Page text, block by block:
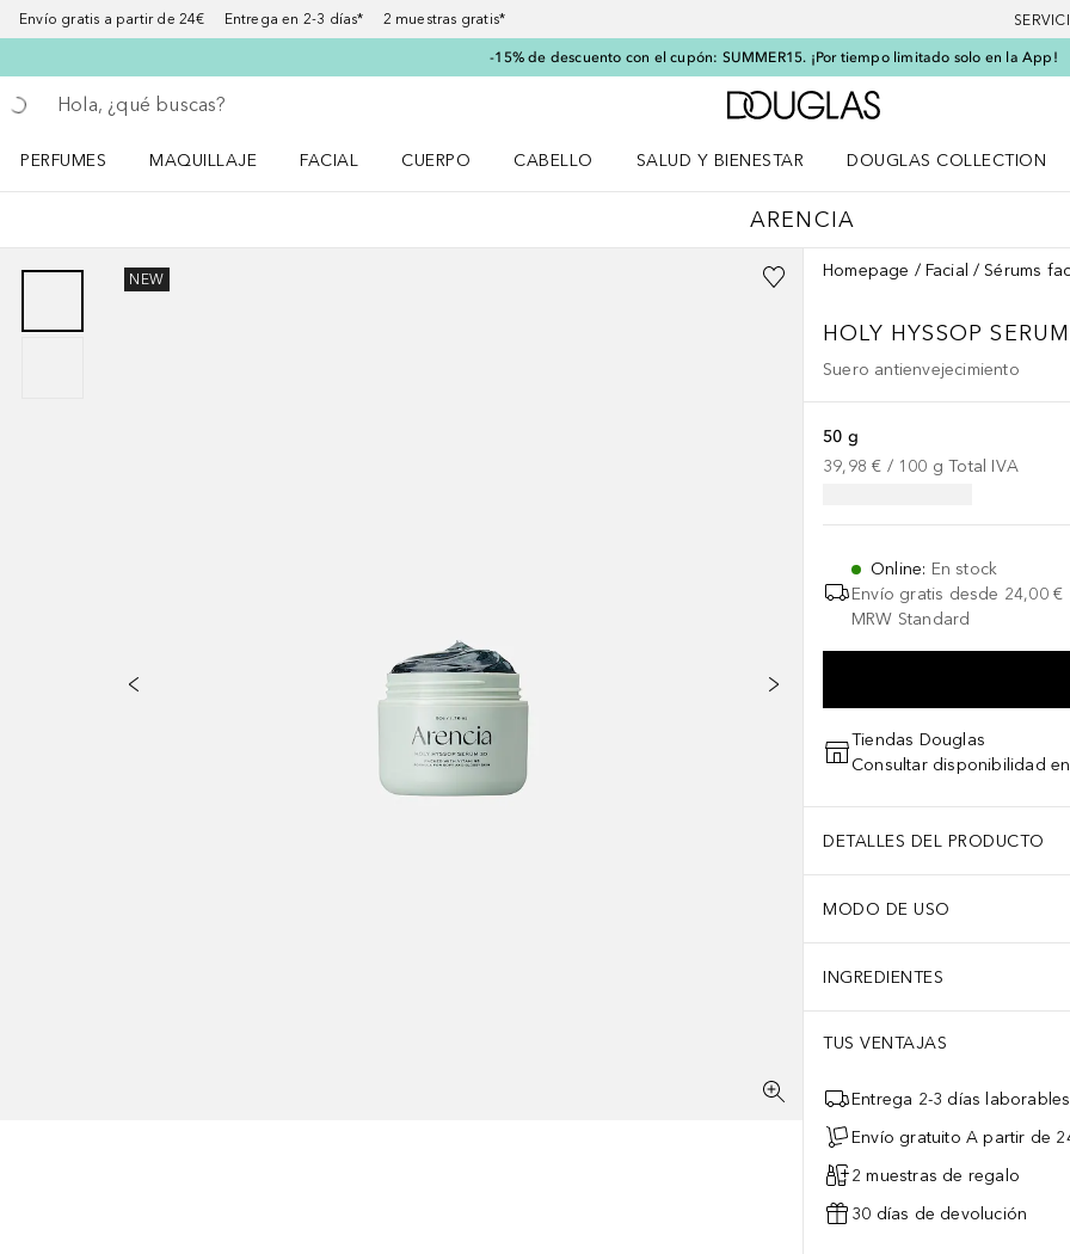
Envío gratis a partir de 24€ Entrega en 2-3 días* 2 muestras gratis*
-15% de descuento con el cupón: SUMMER15. ¡Por tiempo limitado solo en la App!
Regresar
Ejecutar búsqueda
A Douglas Home
PERFUMES
MAQUILLAJE
FACIAL
CUERPO
CABELLO
SALUD Y BIENESTAR
DOUGLAS COLLECTION
ARENCIA
NEW Homepage Facial Sérums
HOLY HYSSOP SERUM
Suero antienvejecimiento
50 g
39,98 € / 100 g Total IVA
Online: En stock
Envío gratis desde 24,00 €
MRW Standard
Tiendas Douglas
Consultar disponibilidad
DETALLES DEL PRODUCTO
MODO DE USO
INGREDIENTES
TUS VENTAJAS
Entrega 2-3 días laborables
Envío gratuito A partir de
2 muestras de regalo
30 días de devolución